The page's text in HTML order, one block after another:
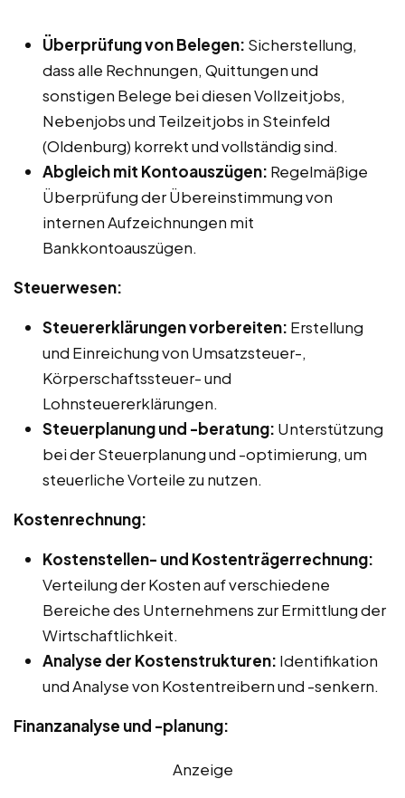
Überprüfung von Belegen: Sicherstellung,
dass alle Rechnungen, Quittungen und
sonstigen Belege bei diesen Vollzeitjobs,
Nebenjobs und Teilzeitjobs in Steinfeld
(Oldenburg) korrekt und vollständig sind.
Abgleich mit Kontoauszügen: Regelmäßige
Überprüfung der Übereinstimmung von
internen Aufzeichnungen mit
Bankkontoauszügen.
Steuerwesen:
Steuererklärungen vorbereiten: Erstellung
und Einreichung von Umsatzsteuer-,
Körperschaftssteuer- und
Lohnsteuererklärungen.
Steuerplanung und -beratung: Unterstützung
bei der Steuerplanung und -optimierung, um
steuerliche Vorteile zu nutzen.
Kostenrechnung:
Kostenstellen- und Kostenträgerrechnung:
Verteilung der Kosten auf verschiedene
Bereiche des Unternehmens zur Ermittlung der
Wirtschaftlichkeit.
Analyse der Kostenstrukturen: Identifikation
und Analyse von Kostentreibern und -senkern.
Finanzanalyse und -planung:
Anzeige